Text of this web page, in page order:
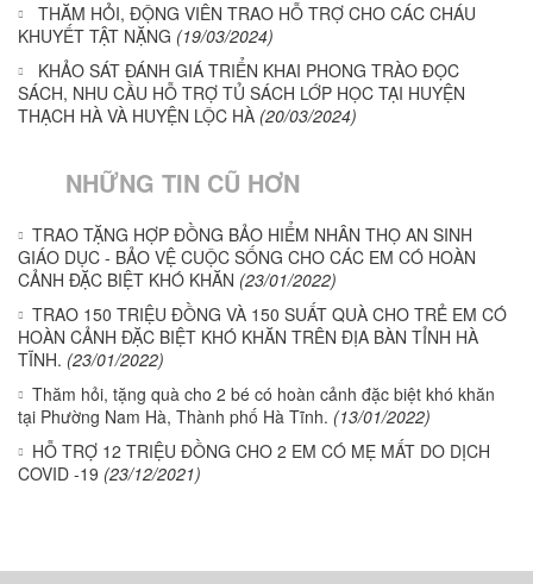
THĂM HỎI, ĐỘNG VIÊN TRAO HỖ TRỢ CHO CÁC CHÁU
KHUYẾT TẬT NẶNG (19/03/2024)
KHẢO SÁT ĐÁNH GIÁ TRIỂN KHAI PHONG TRÀO ĐỌC
SÁCH, NHU CẦU HỖ TRỢ TỦ SÁCH LỚP HỌC TẠI HUYỆN
THẠCH HÀ VÀ HUYỆN LỘC HÀ (20/03/2024)
NHỮNG TIN CŨ HƠN
TRAO TẶNG HỢP ĐỒNG BẢO HIỂM NHÂN THỌ AN SINH
GIÁO DỤC - BẢO VỆ CUỘC SỐNG CHO CÁC EM CÓ HOÀN
CẢNH ĐẶC BIỆT KHÓ KHĂN (23/01/2022)
TRAO 150 TRIỆU ĐỒNG VÀ 150 SUẤT QUÀ CHO TRẺ EM CÓ
HOÀN CẢNH ĐẶC BIỆT KHÓ KHĂN TRÊN ĐỊA BÀN TỈNH HÀ
TĨNH. (23/01/2022)
Thăm hỏi, tặng quà cho 2 bé có hoàn cảnh đặc biệt khó khăn
tại Phường Nam Hà, Thành phố Hà Tĩnh. (13/01/2022)
HỖ TRỢ 12 TRIỆU ĐỒNG CHO 2 EM CÓ MẸ MẤT DO DỊCH
COVID -19 (23/12/2021)